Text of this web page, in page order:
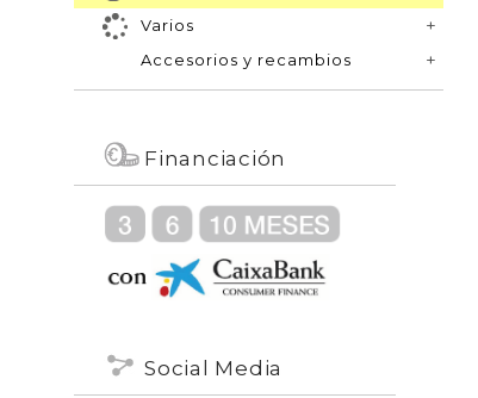
Varios
Accesorios y recambios
Financiación
Social Media